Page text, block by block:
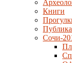
Книги
Сочи-